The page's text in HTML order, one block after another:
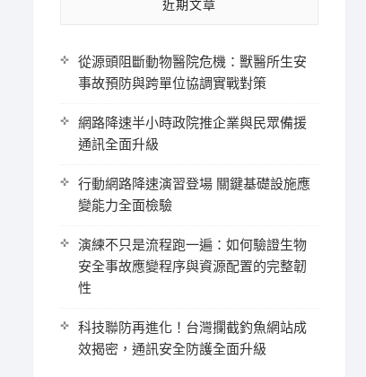
近期文章
從源頭阻斷動物醫院危機：獸醫所生安
事故預防與跨單位協調實戰對策
網路降速半小時政院推企業與民眾備援
通訊全面升級
行動網路降速演習登場 關鍵基礎設施應
變能力全面檢驗
演練不只是流程跑一遍：如何驗證生物
安全事故應變程序與資源配置的完整韌
性
科技聯防再進化！台灣攔截釣魚網站成
效揭密，通訊安全防護全面升級